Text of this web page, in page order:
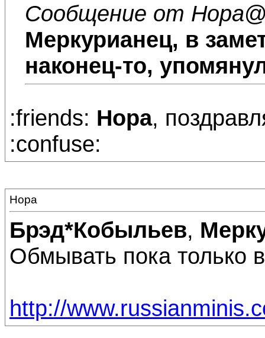
Сообщение от Нора
Меркурианец, в
наконец-то,
:friends: Нора,
:confuse:
Нора
Брэд*Кобыльев,
Обмывать пока только
http://